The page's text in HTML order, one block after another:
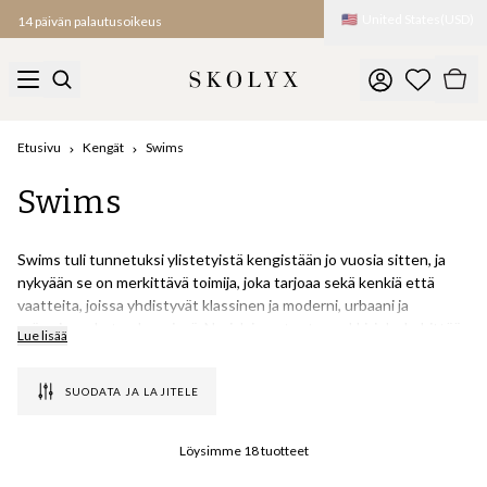
14 päivän palautusoikeus 🇺🇸
Etusivu Kengät Swims
Swims
Swims tuli tunnetuksi ylistetyistä kengistään jo vuosia sitten, ja
nykyään se on merkittävä toimija, joka tarjoaa sekä kenkiä että
vaatteita, joissa yhdistyvät klassinen ja moderni, urbaani ja
erämainen, kuten kengissä. Norjalainen tuotemerkki, joka kehittää
kestävän kumin, kenkiä suhteellisen hellävaraisesti haalivan
Lue lisää
SUODATA JA LAJITELE
Löysimme 18tuotteet